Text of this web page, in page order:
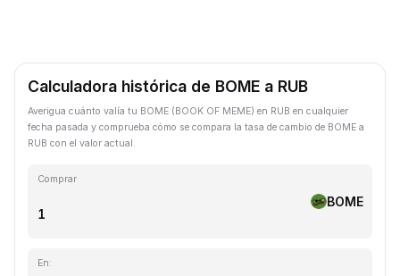
Calculadora histórica de BOME a RUB
Averigua cuánto valía tu BOME (BOOK OF MEME) en RUB en cualquier
fecha pasada y comprueba cómo se compara la tasa de cambio de BOME a
RUB con el valor actual.
Comprar
BOME
En: